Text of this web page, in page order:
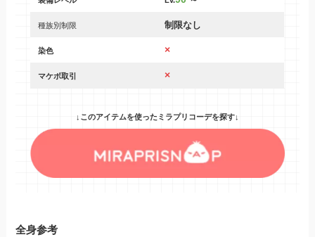
種族別制限 制限なし
染色 ×
マケボ取引 ×
↓このアイテムを使ったミラプリコーデを探す↓
全身参考